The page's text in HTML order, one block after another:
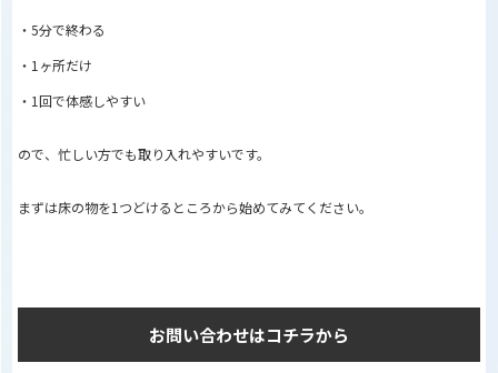
・5分で終わる
・1ヶ所だけ
・1回で体感しやすい
ので、忙しい方でも取り入れやすいです。
まずは床の物を1つどけるところから始めてみてください。
お問い合わせはコチラから